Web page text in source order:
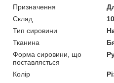
Призначення
Склад
Тип сировини
Тканина
Форма сировини, що
поставляється
Колір